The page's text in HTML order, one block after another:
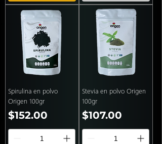
Spirulina en polvo
Origen 100gr
Precio
$152.00
Stevia en polvo Origen
100gr
Precio
$107.00